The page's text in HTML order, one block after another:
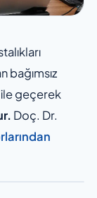
bağımsız
ile geçerek
Doç. Dr.